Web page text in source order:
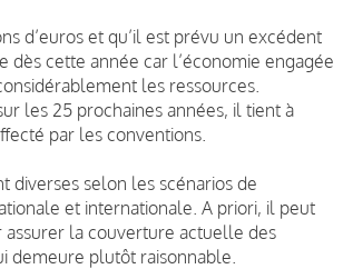
d’euros et qu’il est prévu un excédent
dès cette année car l’économie engagée
les ressources.
les 25 prochaines années, il tient à
par les conventions.
selon les scénarios de
et internationale. A priori, il peut
assurer la couverture actuelle des
demeure plutôt raisonnable.